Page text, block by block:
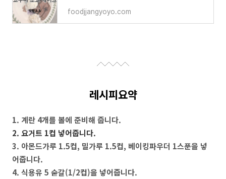
foodjjangyoyo.com
레시피요약
1. 계란 4개를 볼에 준비해 줍니다.
2. 요거트 1컵 넣어줍니다.
3. 아몬드가루 1.5컵, 밀가루 1.5컵, 베이킹파우더 1스푼을 넣
어줍니다.
4. 식용유 5 숟갈(1/2컵)을 넣어줍니다.